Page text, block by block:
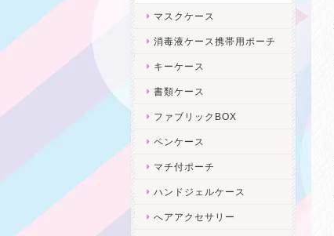
マスクケース
消毒液ケース携帯用ポーチ
キーケース
書類ケース
ファブリックBOX
ペンケース
マチ付ポーチ
ハンドジェルケース
へアアクセサリー